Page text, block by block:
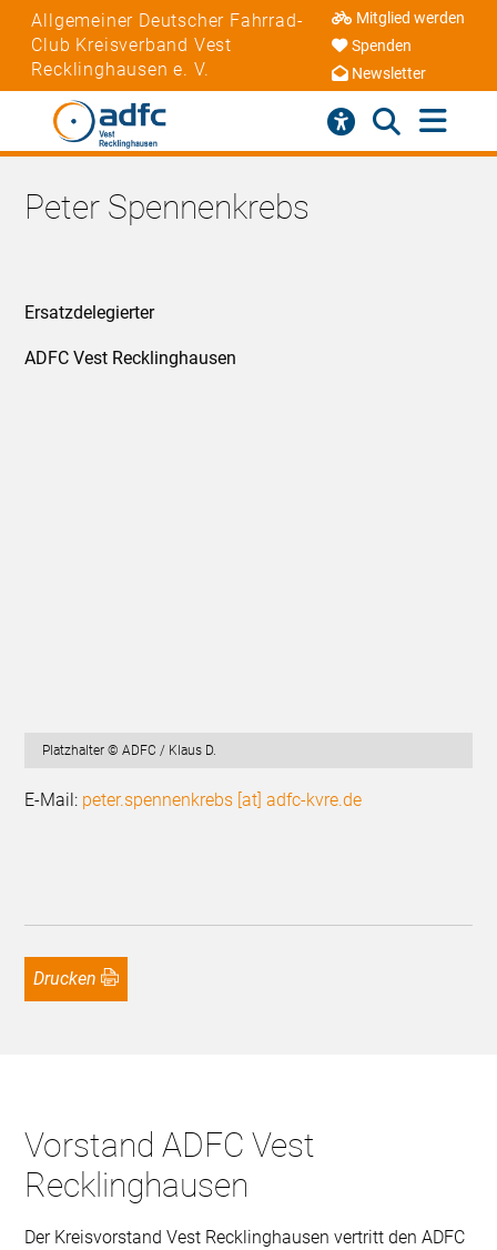
Allgemeiner Deutscher Fahrrad-
Club Kreisverband Vest
Recklinghausen e. V.
Mitglied werden
Spenden
Newsletter
Peter Spennenkrebs
Ersatzdelegierter
ADFC Vest Recklinghausen
Platzhalter © ADFC / Klaus D.
E-Mail: peter.spennenkrebs [at] adfc-kvre.de
Drucken
Vorstand ADFC Vest
Recklinghausen
Der Kreisvorstand Vest Recklinghausen vertritt den ADFC